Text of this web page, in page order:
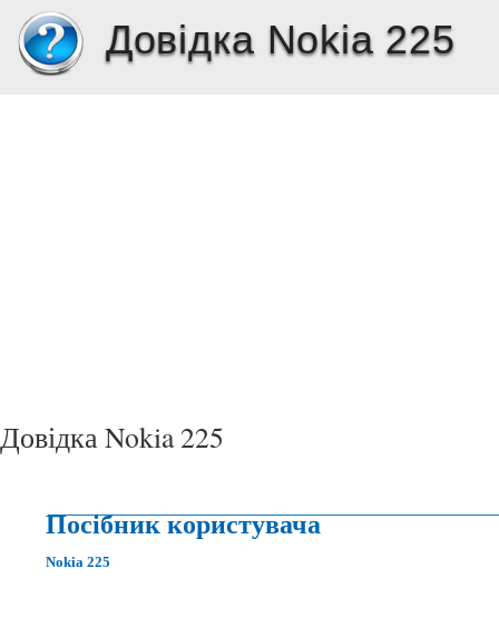
Довідка Nokia 225
Довідка Nokia 225
Посібник користувача
Nokia 225